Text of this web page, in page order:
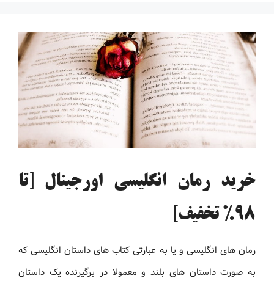
خرید رمان انگلیسی اورجینال [تا
98% تخفیف]
رمان های انگلیسی و یا به عبارتی کتاب های داستان انگلیسی که
به صورت داستان های بلند و معمولا در برگیرنده یک داستان